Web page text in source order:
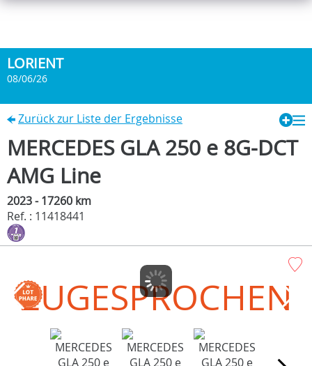
LORIENT
08/06/26
Zurück zur Liste der Ergebnisse
MERCEDES GLA 250 e 8G-DCT
AMG Line
2023 - 17260 km
Ref. : 11418441
ZUGESPROCHEN